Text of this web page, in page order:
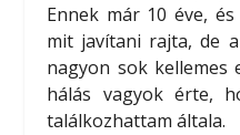
Ennek már 10 éve,
mit javítani rajta, de
nagyon sok kellemes
hálás vagyok érte,
találkozhattam általa.